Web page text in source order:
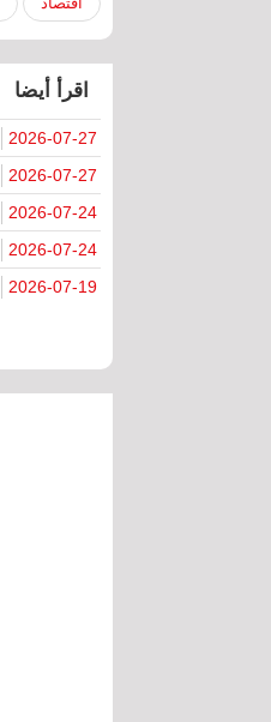
اقرأ أيضا
2026-07-27
2026-07-27
2026-07-24
2026-07-24
2026-07-19